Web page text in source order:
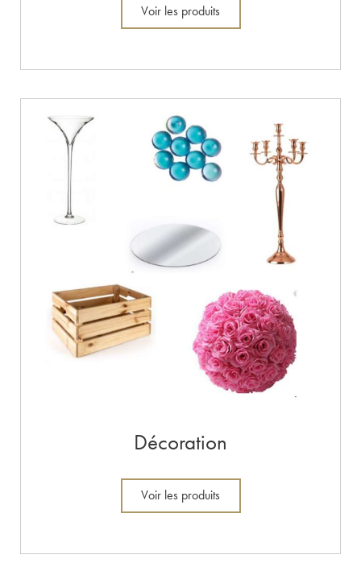
Voir les produits
Décoration
Voir les produits